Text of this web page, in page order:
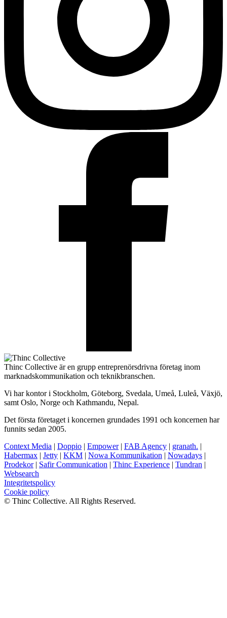
Thinc Collective är en grupp entreprenörsdrivna företag inom
marknadskommunikation och teknikbranschen.
Vi har kontor i Stockholm, Göteborg, Svedala, Umeå, Luleå, Växjö,
samt Oslo, Norge och Kathmandu, Nepal.
Det första företaget i koncernen grundades 1991 och koncernen har
funnits sedan 2005.
Context Media | Doppio | Empower| FAB Agency | granath. |
Habermax | Jetty | KKM | Nowa Kommunikation | Nowadays |
Prodekor| Safir Communication | Thinc Experience | Tundran |
Websearch
Integritetspolicy
Cookie policy
© Thinc Collective. All Rights Reserved.